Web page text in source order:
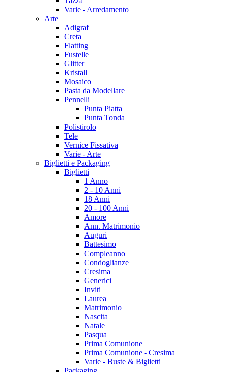
Varie - Arredamento
Arte
Adigraf
Creta
Flatting
Fustelle
Glitter
Kristall
Mosaico
Pasta da Modellare
Pennelli
Punta Piatta
Punta Tonda
Polistirolo
Tele
Vernice Fissativa
Varie - Arte
Biglietti e Packaging
Biglietti
1 Anno
2 - 10 Anni
18 Anni
20 - 100 Anni
Amore
Ann. Matrimonio
Auguri
Battesimo
Compleanno
Condoglianze
Cresima
Generici
Inviti
Laurea
Matrimonio
Nascita
Natale
Pasqua
Prima Comunione
Prima Comunione - Cresima
Varie - Buste & Biglietti